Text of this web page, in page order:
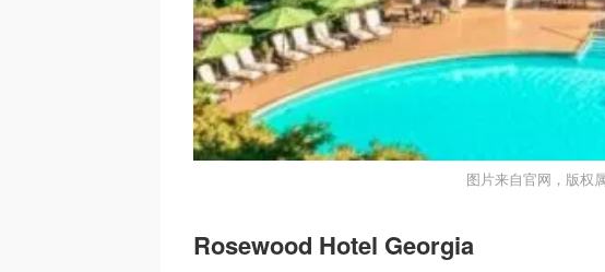
图片来自官网，版权
Rosewood Hotel Georgia